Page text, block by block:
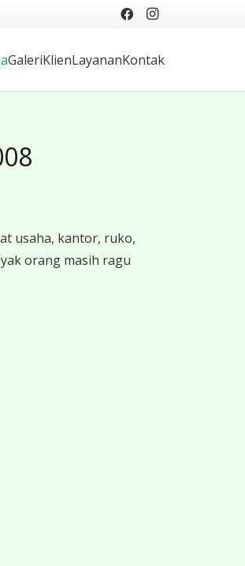
GaleriKlienLayananKontak
usaha, kantor, ruko,
orang masih ragu